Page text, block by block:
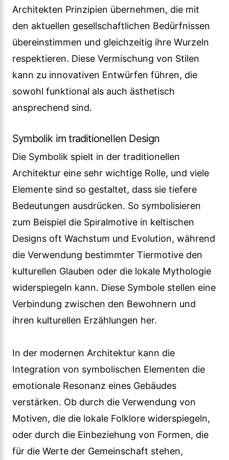
Architekten Prinzipien übernehmen, die mit
den aktuellen gesellschaftlichen Bedürfnissen
übereinstimmen und gleichzeitig ihre Wurzeln
respektieren. Diese Vermischung von Stilen
kann zu innovativen Entwürfen führen, die
sowohl funktional als auch ästhetisch
ansprechend sind.
Symbolik im traditionellen Design
Die Symbolik spielt in der traditionellen
Architektur eine sehr wichtige Rolle, und viele
Elemente sind so gestaltet, dass sie tiefere
Bedeutungen ausdrücken. So symbolisieren
zum Beispiel die Spiralmotive in keltischen
Designs oft Wachstum und Evolution, während
die Verwendung bestimmter Tiermotive den
kulturellen Glauben oder die lokale Mythologie
widerspiegeln kann. Diese Symbole stellen eine
Verbindung zwischen den Bewohnern und
ihren kulturellen Erzählungen her.
In der modernen Architektur kann die
Integration von symbolischen Elementen die
emotionale Resonanz eines Gebäudes
verstärken. Ob durch die Verwendung von
Motiven, die die lokale Folklore widerspiegeln,
oder durch die Einbeziehung von Formen, die
für die Werte der Gemeinschaft stehen,